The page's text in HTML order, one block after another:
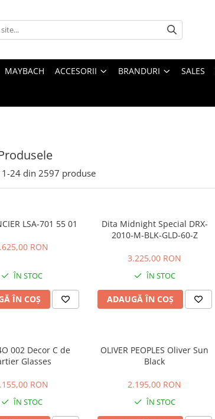
MAYBACH ACCESORII BRANDURI SALES
1-24 din 2597 produse
LSA-701 55 01
RON
ÎN STOC
ÎN COȘ
Dita Midnight Special DRX-
2010-M-BLK-GLD-60-Z
3.225,00 RON
ÎN STOC
ADAUGĂ ÎN COȘ
002 Decor C de
Glasses
RON
ÎN STOC
OLIVER PEOPLES Oliver Sun
Black
2.195,00 RON
ÎN STOC